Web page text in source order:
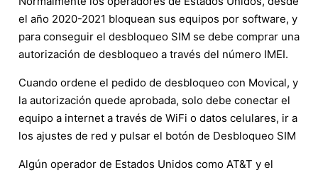
el año 2020-2021 bloquean sus equipos por software, y
para conseguir el desbloqueo SIM se debe comprar una
autorización de desbloqueo a través del número IMEI.
Cuando ordene el pedido de desbloqueo con Movical, y
la autorización quede aprobada, solo debe conectar el
equipo a internet a través de WiFi o datos celulares, ir a
los ajustes de red y pulsar el botón de Desbloqueo SIM
Algún operador de Estados Unidos como AT&T y el